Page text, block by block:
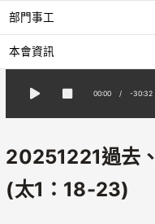
部門事工
本會資訊
00:00 / -30:32
20251221過去
(太1：18-23)